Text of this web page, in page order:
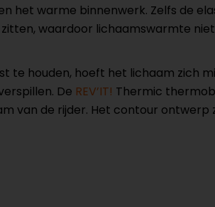
het warme binnenwerk. Zelfs de
waardoor lichaamswarmte
te houden, hoeft het lichaam zich
De REV’IT! Thermic
van de rijder. Het contour